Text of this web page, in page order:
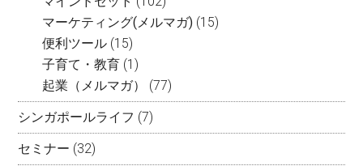
マーケティング(メルマガ) (15)
便利ツール (15)
子育て・教育 (1)
起業（メルマガ）
(77)
シンガポールライフ (7)
セミナー (32)